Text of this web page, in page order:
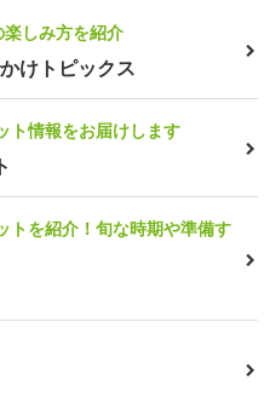
しみ方を紹介
けトピックス
ト情報をお届けします
トを紹介！旬な時期や準備す